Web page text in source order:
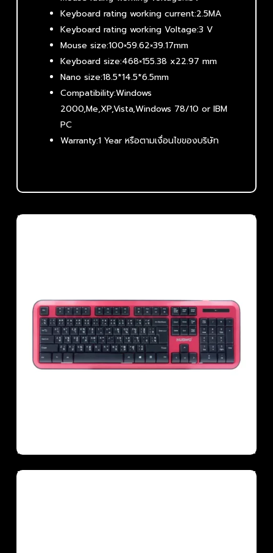
Keyboard rating working current:2.5MA
Keyboard rating working Voltage:3 V
Mouse size:100×59.62×39.17mm
Keyboard size:468×155.38 x22.97 mm
Nano size:18.5*14.5*6.5mm
Compatibility:Windows
2000,Me,XP,Vista,Windows 78/10 or IBM
PC
Warranty:1 Year หรือตามเงื่อนไขของบริษัท